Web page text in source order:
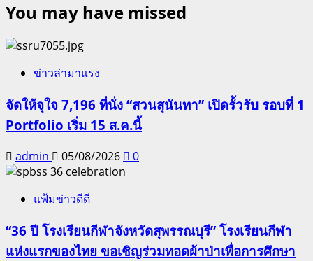
You may have missed
ข่าวล่ามาแรง
จัดให้จุใจ 7,196 ที่นั่ง “สวนสุนันทา” เปิดรั้วรับ รอบที่ 1
Portfolio เริ่ม 15 ส.ค.นี้
admin 05/08/2026 0
แฟ้มข่าวดีดี
“36 ปี โรงเรียนกีฬาจังหวัดสุพรรณบุรี” โรงเรียนกีฬา
แห่งแรกของไทย ขอเชิญร่วมทอดผ้าป่าเพื่อการศึกษา